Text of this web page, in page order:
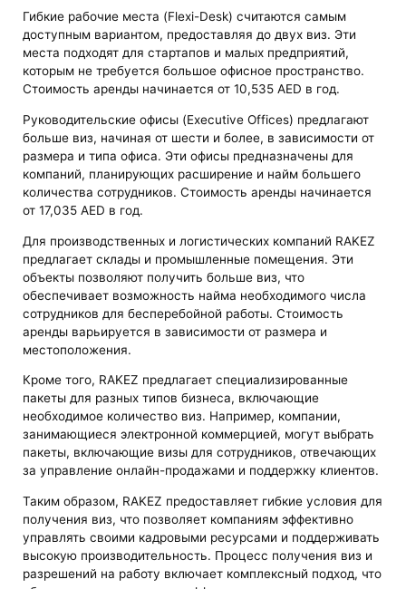
Гибкие рабочие места (Flexi-Desk) считаются самым
доступным вариантом, предоставляя до двух виз. Эти
места подходят для стартапов и малых предприятий,
которым не требуется большое офисное пространство.
Стоимость аренды начинается от 10,535 AED в год.
Руководительские офисы (Executive Offices) предлагают
больше виз, начиная от шести и более, в зависимости от
размера и типа офиса. Эти офисы предназначены для
компаний, планирующих расширение и найм большего
количества сотрудников. Стоимость аренды начинается
от 17,035 AED в год.
Для производственных и логистических компаний RAKEZ
предлагает склады и промышленные помещения. Эти
объекты позволяют получить больше виз, что
обеспечивает возможность найма необходимого числа
сотрудников для бесперебойной работы. Стоимость
аренды варьируется в зависимости от размера и
местоположения.
Кроме того, RAKEZ предлагает специализированные
пакеты для разных типов бизнеса, включающие
необходимое количество виз. Например, компании,
занимающиеся электронной коммерцией, могут выбрать
пакеты, включающие визы для сотрудников, отвечающих
за управление онлайн-продажами и поддержку клиентов.
Таким образом, RAKEZ предоставляет гибкие условия для
получения виз, что позволяет компаниям эффективно
управлять своими кадровыми ресурсами и поддерживать
высокую производительность. Процесс получения виз и
разрешений на работу включает комплексный подход, что